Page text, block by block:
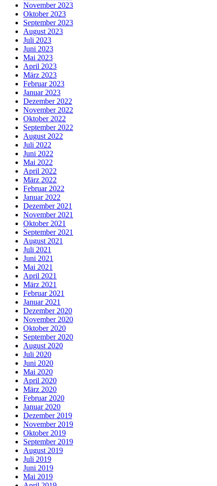
November 2023
Oktober 2023
September 2023
August 2023
Juli 2023
Juni 2023
Mai 2023
April 2023
März 2023
Februar 2023
Januar 2023
Dezember 2022
November 2022
Oktober 2022
September 2022
August 2022
Juli 2022
Juni 2022
Mai 2022
April 2022
März 2022
Februar 2022
Januar 2022
Dezember 2021
November 2021
Oktober 2021
September 2021
August 2021
Juli 2021
Juni 2021
Mai 2021
April 2021
März 2021
Februar 2021
Januar 2021
Dezember 2020
November 2020
Oktober 2020
September 2020
August 2020
Juli 2020
Juni 2020
Mai 2020
April 2020
März 2020
Februar 2020
Januar 2020
Dezember 2019
November 2019
Oktober 2019
September 2019
August 2019
Juli 2019
Juni 2019
Mai 2019